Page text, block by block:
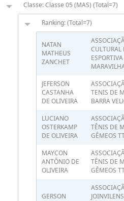
Classe: Classe 05 (MAS) (Total=7)
Ranking: (Total=7)
NATAN
MATHEUS
ZANCHET
CULTURAL
JEFERSON
CASTANHA
DE OLIVEIRA
TENIS DE
BARRA
LUCIANO
OSTERKAMP
DE OLIVEIRA
TÊNIS DE
GÊMEOS
MAYCON
ANTÔNIO DE
OLIVEIRA
TÊNIS DE
GÊMEOS
GERSON